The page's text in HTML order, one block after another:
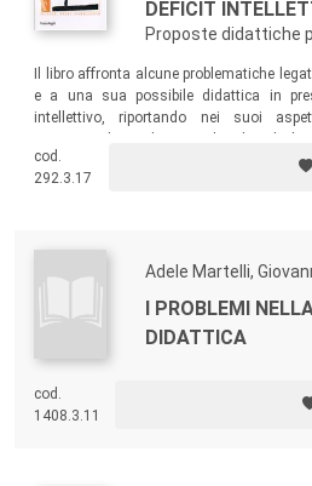
DEFICIT
Proposte didattiche
Il libro affronta alcune problematiche
e a una sua possibile didattica in
intellettivo, riportando nei suoi
cod.
292.3.17
Adele Martelli,
I PROBLEMI
DIDATTICA
cod.
1408.3.11